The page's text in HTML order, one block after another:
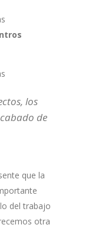
los
de
que la
del trabajo
otra